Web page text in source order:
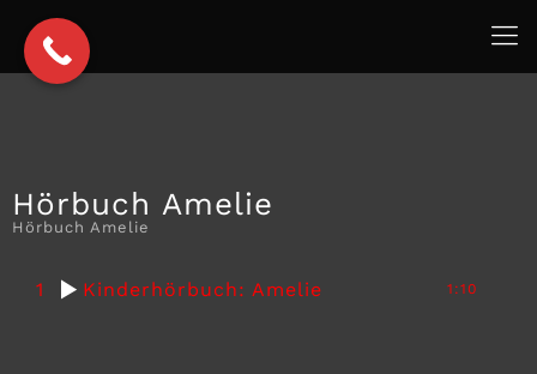
Hörbuch Amelie
Hörbuch Amelie
1 Kinderhörbuch: Amelie 1:10